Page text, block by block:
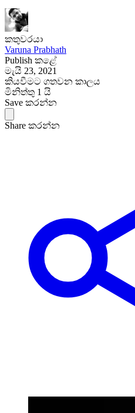
කතුවරයා
Varuna Prabhath
Publish කළේ
මැයි 23, 2021
කියවීමට ගතවන කාලය
මිනිත්තු 1 යි
Save කරන්න
Share කරන්න